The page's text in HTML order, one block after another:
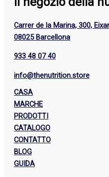
Carrer de la Marina, 300,
08025 Barcellona
933 48 07 40
info@thenutrition.store
CASA
MARCHE
PRODOTTI
CATALOGO
CONTATTO
BLOG
GUIDA